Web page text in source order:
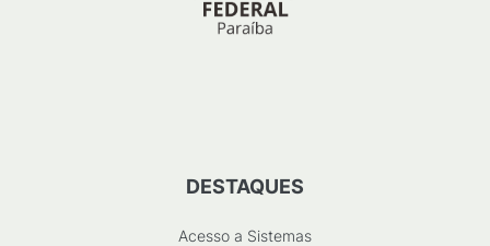
DESTAQUES
Acesso a Sistemas